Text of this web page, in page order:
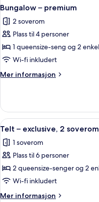
Bungalow – premium
2 soverom
Plass til 4 personer
1 queensize-seng og 2
Wi-fi inkludert
Mer informasjon
Mer
–
premium
Åpne
alle
bildene
av
Telt
–
exclusive,
3
Telt – exclusive, 2
1 soverom
Plass til 6 personer
2 queensize-senger og 2
Wi-fi inkludert
Mer informasjon
Mer